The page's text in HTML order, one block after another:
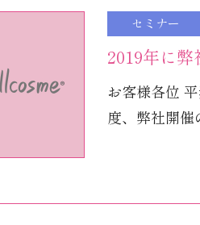
セミナー
2019年に
お客様各位
度、弊社開催